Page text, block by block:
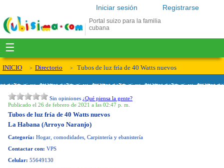
Registrarse
Iniciar sesión
Portal suizo para la familia
cubana
☰
INICIO Directorio Tubos de luz fría de 40 Watts nuevos
Sin opiniones ¿Qué piensa la gente?
Publicado el 26 de febrero de 2021 a las 02:47 p. m.
Tubos de luz fría de 40 Watts nuevos
La Habana (Arroyo Naranjo)
Categoría: Hogar, comodidades, Carpintería y ebanistería
Contactar con: VPS
Celular: 55649130